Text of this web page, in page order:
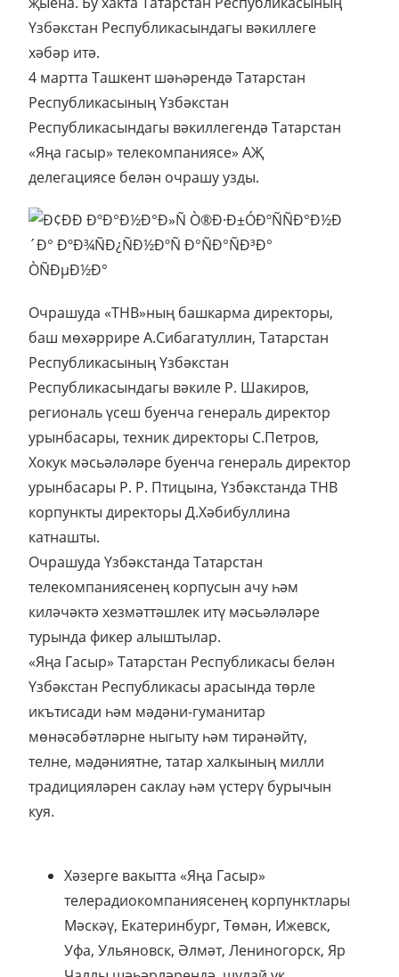
Үзбәкстан Республикасындагы вәкиллеге
хәбәр итә.
4 мартта Ташкент шәһәрендә Татарстан
Республикасының Үзбәкстан
Республикасындагы вәкиллегендә Татарстан
«Яңа гасыр» телекомпаниясе» АҖ
делегациясе белән очрашу узды.
Очрашуда «ТНВ»ның башкарма директоры,
баш мөхәррире А.Сибагатуллин, Татарстан
Республикасының Үзбәкстан
Республикасындагы вәкиле Р. Шакиров,
региональ үсеш буенча генераль директор
урынбасары, техник директоры С.Петров,
Хокук мәсьәләләре буенча генераль директор
урынбасары Р. Р. Птицына, Үзбәкстанда ТНВ
корпункты директоры Д.Хәбибуллина
катнашты.
Очрашуда Үзбәкстанда Татарстан
телекомпаниясенең корпусын ачу һәм
киләчәктә хезмәттәшлек итү мәсьәләләре
турында фикер алыштылар.
«Яңа Гасыр» Татарстан Республикасы белән
Үзбәкстан Республикасы арасында төрле
икътисади һәм мәдәни-гуманитар
мөнәсәбәтләрне ныгыту һәм тирәнәйтү,
телне, мәдәниятне, татар халкының милли
традицияләрен саклау һәм үстерү бурычын
куя.
Хәзерге вакытта «Яңа Гасыр»
телерадиокомпаниясенең корпунктлары
Мәскәү, Екатеринбург, Төмән, Ижевск,
Уфа, Ульяновск, Әлмәт, Лениногорск, Яр